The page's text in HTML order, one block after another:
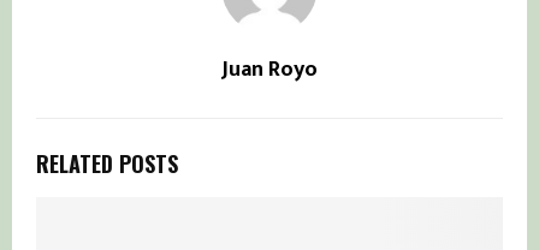
Juan Royo
RELATED POSTS